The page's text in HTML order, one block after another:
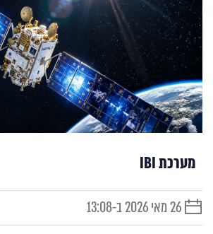
מערכת IBI
תאריך26 מאי 2026 ב-13:08